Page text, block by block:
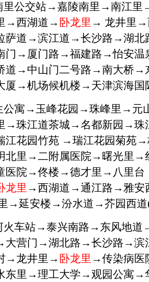
里公交站→嘉陵南里→南江
→西湖道→ 卧龙里 → 龙井里→
萨道→滨江道→长沙路→湖
门→厦门路→福建路→怡安温
道→中山门二号路→南大桥→
厦→机场候机楼→天津滨海国
公寓→玉峰花园→珠峰里→元
→珠江道茶城→名都新园→珠
花园竹苑 →瑞江花园菊苑
北里→二附属医院→曙光里
医院→佟楼→德才里→八里
龙里 →西湖道→通江路→雅
→延安楼→汾水道→芥园西道
火车站→泰兴南路→东风地
大营门→湖北路→长沙路→
→龙井里→ 卧龙里 →传染病
东里→理工大学→观园公寓→